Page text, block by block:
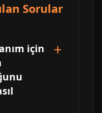
Sorular
için